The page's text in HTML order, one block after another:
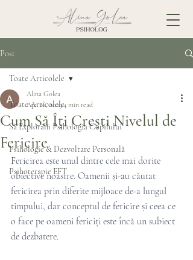
Post
Toate Articolele
Să Explorăm Psihologia Copilului
Psihologie & Dezvoltare Personală
Psihoterapie EFT
Toate Articolele
Cum Să Îți Crești Nivelul de
Fericire
Alina Golea
Apr 26, 20234 min read
Fericirea este unul dintre cele mai dorite
obiective noastre. Oamenii și-au căutat
fericirea prin diferite mijloace de-a lungul
timpului, dar conceptul de fericire și ceea ce
o face pe oameni fericiți este încă un subiect
de dezbatere.